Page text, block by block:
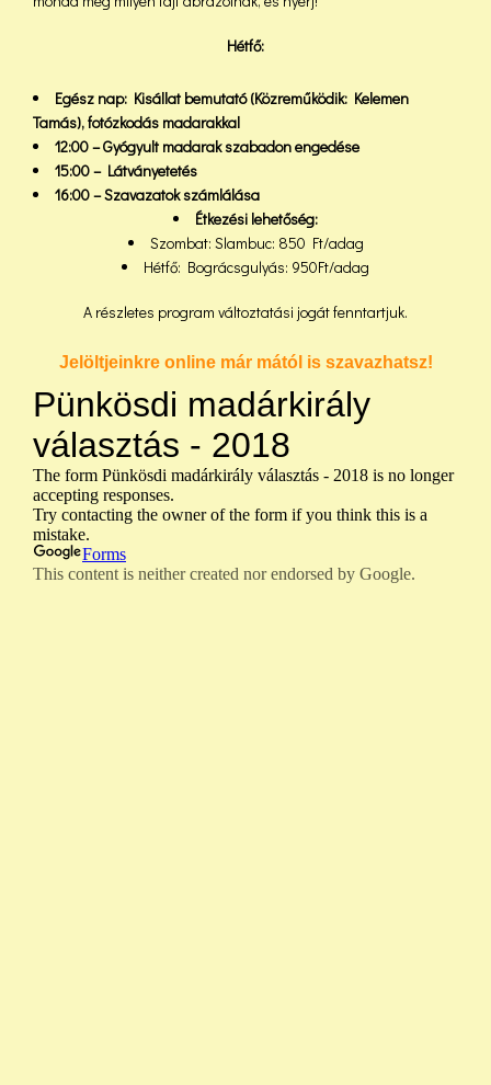
Hétfő:
Egész nap: Kisállat bemutató (Közreműködik: Kelemen
Tamás), fotózkodás madarakkal
12:00 – Gyógyult madarak szabadon engedése
15:00 – Látványetetés
16:00 – Szavazatok számlálása
Étkezési lehetőség:
Szombat: Slambuc: 850 Ft/adag
Hétfő: Bográcsgulyás: 950Ft/adag
A részletes program változtatási jogát fenntartjuk.
Jelöltjeinkre online már mától is szavazhatsz!